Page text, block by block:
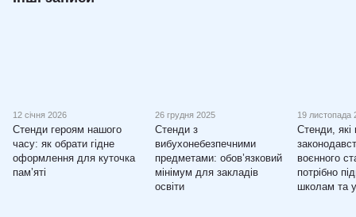
12 січня 2026
Стенди героям нашого
часу: як обрати гідне
оформлення для куточка
пам’яті
26 грудня 2025
Стенди з
вибухонебезпечними
предметами: обов’язковий
мінімум для закладів
освіти
19 листопада
Стенди, які
воєнного
потрібно
школам та